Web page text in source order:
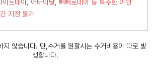
트데이, 어버이날, 빼빼로데이 등 특수한 이벤
지정 불가
지 않습니다. 단,수거를 원할시는 수거비용이 따로 발
생합니다.